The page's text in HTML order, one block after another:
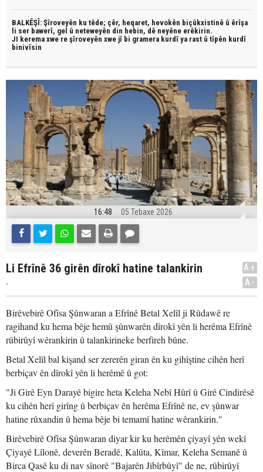
BALKÊŞÎ: Şîroveyên ku têde; çêr, heqaret, hevokên biçûkxistinê û êrîşa
li ser bawerî, gel û neteweyên din hebin, dê neyêne erêkirin.
JI kerema xwe re şîroveyên xwe jî bi gramera kurdî ya rast û tîpên kurdî
binivîsin
16:48 05 Tebaxe 2026
Li Efrînê 36 girên dîrokî hatine talankirin
.
A+
A-
Birêvebirê Ofîsa Şûnwaran a Efrînê Betal Xelîl ji Rûdawê re
ragihand ku hema bêje hemû şûnwarên dîrokî yên li herêma Efrînê
rûbirûyî wêrankirin û talankirineke berfireh bûne.
Betal Xelîl bal kişand ser zererên giran ên ku gihîştine cihên herî
berbiçav ên dîrokî yên li herêmê û got:
"Ji Girê Eyn Darayê bigire heta Keleha Nebî Hûrî û Girê Cindirêsê
ku cihên herî girîng û berbiçav ên herêma Efrînê ne, ev şûnwar
hatine rûxandin û hema bêje bi temamî hatine wêrankirin."
Birêvebirê Ofîsa Şûnwaran diyar kir ku herêmên çiyayî yên wekî
Çiyayê Lîlonê, deverên Beradê, Kalûta, Kîmar, Keleha Semanê û
Birca Qasê ku di nav sînorê "Bajarên Jibîrbûyî" de ne, rûbirûyî